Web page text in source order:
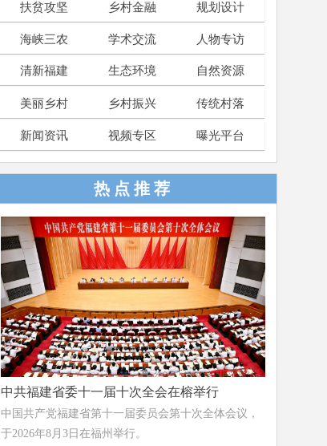
扶贫攻坚 乡村金融 规划设计
海峡三农 学术交流 人物专访
清新福建 生态环境 自然资源
美丽乡村 乡村振兴 传统村落
新闻资讯 视频专区 曝光平台
热 点 推 荐
中共福建省委十一届十次全会在榕举行
中国共产党福建省第十一届委员会第十次全体会议，
于2026年8月3日在福州举行。